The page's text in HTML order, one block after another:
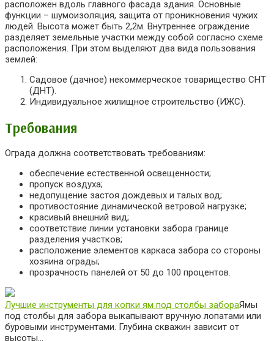
расположен вдоль главного фасада здания. Основные
функции – шумоизоляция, защита от проникновения чужих
людей. Высота может быть 2,2м. Внутреннее ограждение
разделяет земельные участки между собой согласно схеме
расположения. При этом выделяют два вида пользования
землей:
Садовое (дачное) некоммерческое товарищество СНТ
(ДНТ).
Индивидуальное жилищное строительство (ИЖС).
Требования
Ограда должна соответствовать требованиям:
обеспечение естественной освещенности;
пропуск воздуха;
недопущение застоя дождевых и талых вод;
противостояние динамической ветровой нагрузке;
красивый внешний вид;
соответствие линии установки забора границе
разделения участков;
расположение элементов каркаса забора со стороны
хозяина ограды;
прозрачность панелей от 50 до 100 процентов.
Лучшие инструменты для копки ям под столбы забораЯмы
под столбы для забора выкапывают вручную лопатами или
буровыми инструментами. Глубина скважин зависит от
высоты…